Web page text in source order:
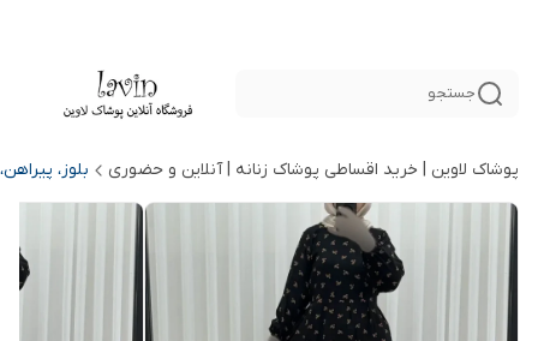
جستجو
پوشاک لاوین | خرید اقساطی پوشاک زنانه | آنلاین و حضوری بلوز،